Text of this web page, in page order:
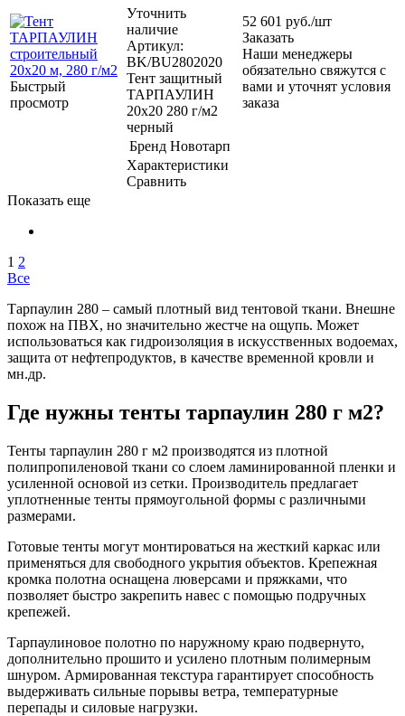
Быстрый
просмотр
Уточнить
наличие
Артикул:
BK/BU2802020
Тент защитный
ТАРПАУЛИН
20х20 280 г/м2
черный
Бренд Новотарп
Характеристики
Сравнить
52 601 руб./шт
Заказать
Наши менеджеры
обязательно свяжутся с
вами и уточнят условия
заказа
Показать еще
1 2
Все
Тарпаулин 280 – самый плотный вид тентовой ткани. Внешне
похож на ПВХ, но значительно жестче на ощупь. Может
использоваться как гидроизоляция в искусственных водоемах,
защита от нефтепродуктов, в качестве временной кровли и
мн.др.
Где нужны тенты тарпаулин 280 г м2?
Тенты тарпаулин 280 г м2 производятся из плотной
полипропиленовой ткани со слоем ламинированной пленки и
усиленной основой из сетки. Производитель предлагает
уплотненные тенты прямоугольной формы с различными
размерами.
Готовые тенты могут монтироваться на жесткий каркас или
применяться для свободного укрытия объектов. Крепежная
кромка полотна оснащена люверсами и пряжками, что
позволяет быстро закрепить навес с помощью подручных
крепежей.
Тарпаулиновое полотно по наружному краю подвернуто,
дополнительно прошито и усилено плотным полимерным
шнуром. Армированная текстура гарантирует способность
выдерживать сильные порывы ветра, температурные
перепады и силовые нагрузки.